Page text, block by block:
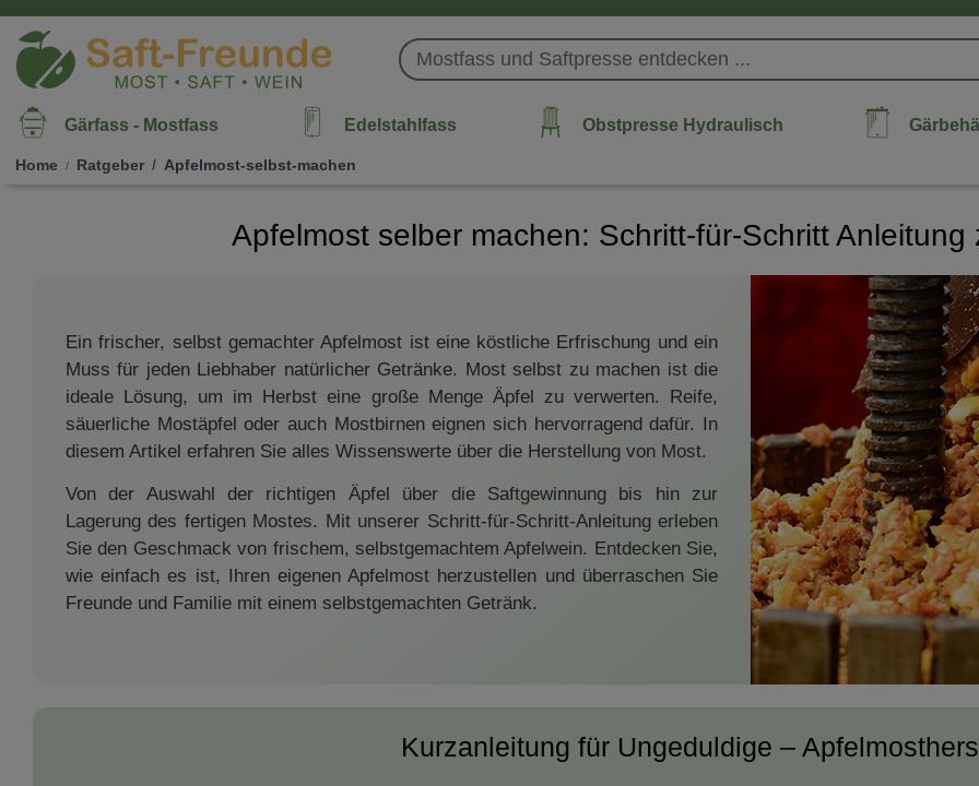
Gärfass - Mostfass Edelstahlfass Obstpresse Hydraulisch
Home Ratgeber Apfelmost-selbst-machen
Apfelmost selber machen: Schritt-für-Schritt Anleitung
Ein frischer, selbst gemachter Apfelmost ist eine köstliche Erfrischung und ein
Muss für jeden Liebhaber natürlicher Getränke. Most selbst zu machen ist die
ideale Lösung, um im Herbst eine große Menge Äpfel zu verwerten. Reife,
säuerliche Mostäpfel oder auch Mostbirnen eignen sich hervorragend dafür. In
diesem Artikel erfahren Sie alles Wissenswerte über die Herstellung von Most.
Von der Auswahl der richtigen Äpfel über die Saftgewinnung bis hin zur
Lagerung des fertigen Mostes. Mit unserer Schritt-für-Schritt-Anleitung erleben
Sie den Geschmack von frischem, selbstgemachtem Apfelwein. Entdecken Sie,
wie einfach es ist, Ihren eigenen Apfelmost herzustellen und überraschen Sie
Freunde und Familie mit einem selbstgemachten Getränk.
Kurzanleitung für Ungeduldige –